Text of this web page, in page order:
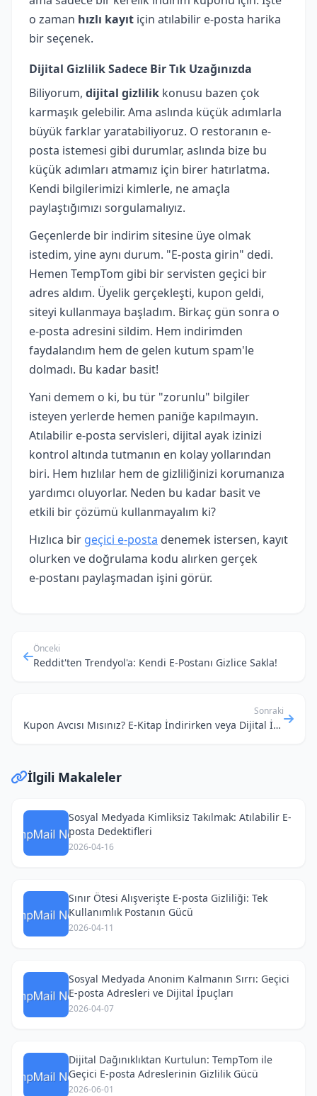
o zaman hızlı kayıt için atılabilir e-posta harika
bir seçenek.
Dijital Gizlilik Sadece Bir Tık Uzağınızda
Biliyorum, dijital gizlilik konusu bazen çok
karmaşık gelebilir. Ama aslında küçük adımlarla
büyük farklar yaratabiliyoruz. O restoranın e-
posta istemesi gibi durumlar, aslında bize bu
küçük adımları atmamız için birer hatırlatma.
Kendi bilgilerimizi kimlerle, ne amaçla
paylaştığımızı sorgulamalıyız.
Geçenlerde bir indirim sitesine üye olmak
istedim, yine aynı durum. "E-posta girin" dedi.
Hemen TempTom gibi bir servisten geçici bir
adres aldım. Üyelik gerçekleşti, kupon geldi,
siteyi kullanmaya başladım. Birkaç gün sonra o
e-posta adresini sildim. Hem indirimden
faydalandım hem de gelen kutum spam'le
dolmadı. Bu kadar basit!
Yani demem o ki, bu tür "zorunlu" bilgiler
isteyen yerlerde hemen paniğe kapılmayın.
Atılabilir e-posta servisleri, dijital ayak izinizi
kontrol altında tutmanın en kolay yollarından
biri. Hem hızlılar hem de gizliliğinizi korumanıza
yardımcı oluyorlar. Neden bu kadar basit ve
etkili bir çözümü kullanmayalım ki?
Hızlıca bir geçici e‑posta denemek istersen, kayıt
olurken ve doğrulama kodu alırken gerçek
e‑postanı paylaşmadan işini görür.
Önceki
Reddit'ten Trendyol'a: Kendi E-Postanı Gizlice Sakla!
Sonraki
Kupon Avcısı Mısınız? E-Kitap İndirirken veya Dijital İçerik Alırken E-posta Spam'inden Kurtulmanın Yolu!
İlgili Makaleler
Sosyal Medyada Kimliksiz Takılmak: Atılabilir E-
posta Dedektifleri
2026-04-16
Sınır Ötesi Alışverişte E-posta Gizliliği: Tek
Kullanımlık Postanın Gücü
2026-04-11
Sosyal Medyada Anonim Kalmanın Sırrı: Geçici
E-posta Adresleri ve Dijital İpuçları
2026-04-07
Dijital Dağınıklıktan Kurtulun: TempTom ile
Geçici E-posta Adreslerinin Gizlilik Gücü
2026-06-01